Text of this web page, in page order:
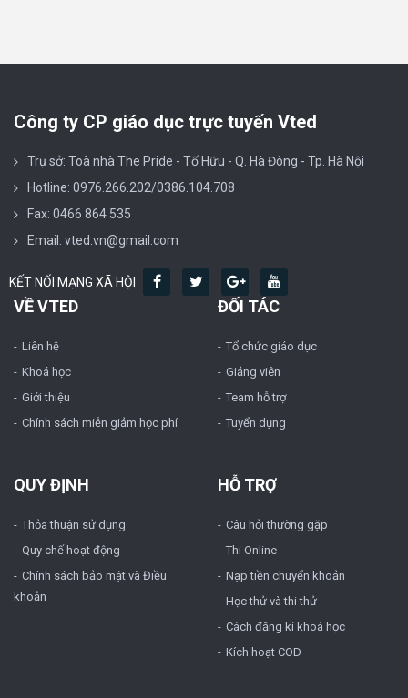
Công ty CP giáo dục trực tuyến Vted
Trụ sở: Toà nhà The Pride - Tố Hữu - Q. Hà Đông - Tp. Hà Nội
Hotline: 0976.266.202/0386.104.708
Fax: 0466 864 535
Email: vted.vn@gmail.com
KẾT NỐI MẠNG XÃ HỘI
VỀ VTED
Liên hệ
Khoá học
Giới thiệu
Chính sách miễn giảm học phí
ĐỐI TÁC
Tổ chức giáo dục
Giảng viên
Team hỗ trợ
Tuyển dụng
QUY ĐỊNH
Thỏa thuận sử dụng
Quy chế hoạt động
Chính sách bảo mật và Điều
khoản
HỖ TRỢ
Câu hỏi thường gặp
Thi Online
Nạp tiền chuyển khoản
Học thử và thi thử
Cách đăng kí khoá học
Kích hoạt COD